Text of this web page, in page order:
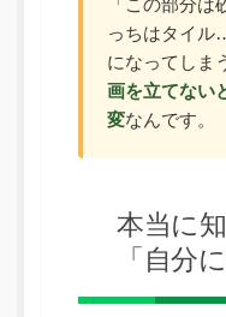
っちはタイル
になってしま
画を立てない
変なんです。
本当に
「自分